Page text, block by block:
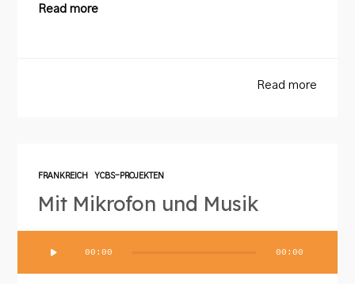
Read more
Read more
FRANKREICH YCBS-PROJEKTEN
Mit Mikrofon und Musik
00:00 00:00